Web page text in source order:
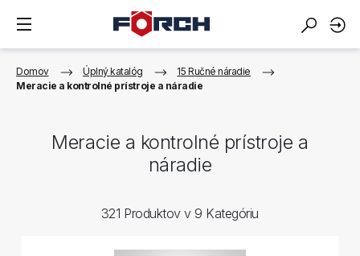
Domov Úplný katalóg
15 Ručné náradie
Meracie a kontrolné prístroje a náradie
Meracie a kontrolné prístroje a
náradie
321 Produktov v 9 Kategóriu